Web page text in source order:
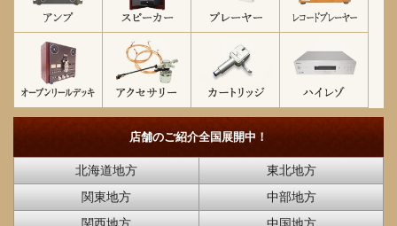
店舗のご紹介全国展開中！
北海道地方
東北地方
関東地方
中部地方